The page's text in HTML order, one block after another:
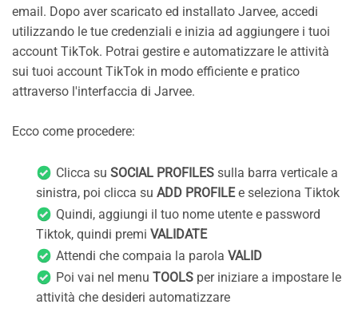
email. Dopo aver scaricato ed installato Jarvee, accedi
utilizzando le tue credenziali e inizia ad aggiungere i tuoi
account TikTok. Potrai gestire e automatizzare le attività
sui tuoi account TikTok in modo efficiente e pratico
attraverso l'interfaccia di Jarvee.
Ecco come procedere:
Clicca su SOCIAL PROFILES sulla barra verticale a
sinistra, poi clicca su ADD PROFILEe seleziona Tiktok
Quindi, aggiungi il tuo nome utente e password
Tiktok, quindi premi VALIDATE
Attendi che compaia la parola VALID
Poi vai nel menu TOOLS per iniziare a impostare le
attività che desideri automatizzare